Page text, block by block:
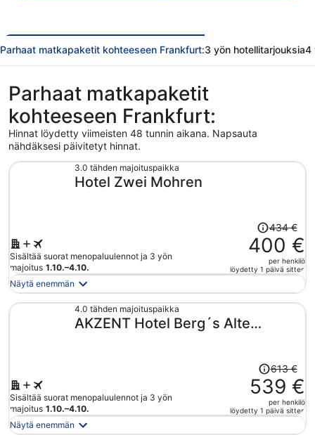
Parhaat matkapaketit kohteeseen Frankfurt:3 yön hotellitarjouksia4
Parhaat matkapaketit
kohteeseen Frankfurt:
Hinnat löydetty viimeisten 48 tunnin aikana. Napsauta
nähdäksesi päivitetyt hinnat.
3.0 tähden majoituspaikka
Hotel Zwei Mohren
Sisältää suorat menopaluulennot ja 3 yön
majoitus 1.10.–4.10.
Hinta
oli
434 €,
hinta
nyt
per
434 €
400 €
per henkilö
löydetty 1 päivä sitten
Näytä enemmän
4.0 tähden majoituspaikka
AKZENT Hotel Berg´s Alte
Sisältää suorat menopaluulennot ja 3 yön
majoitus 1.10.–4.10.
Hinta
oli
613 €,
hinta
613 €
539 €
per henkilö
löydetty 1 päivä sitten
Näytä enemmän